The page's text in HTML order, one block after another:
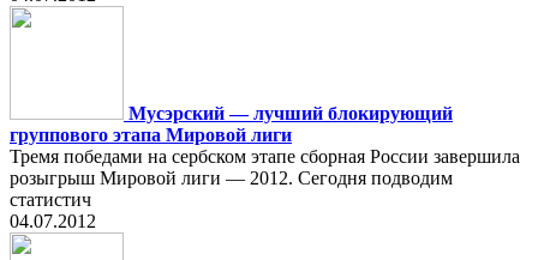
Мусэрский — лучший блокирующий
группового этапа Мировой лиги
Тремя победами на сербском этапе сборная России завершила
розыгрыш Мировой лиги — 2012. Сегодня подводим
статистич
04.07.2012